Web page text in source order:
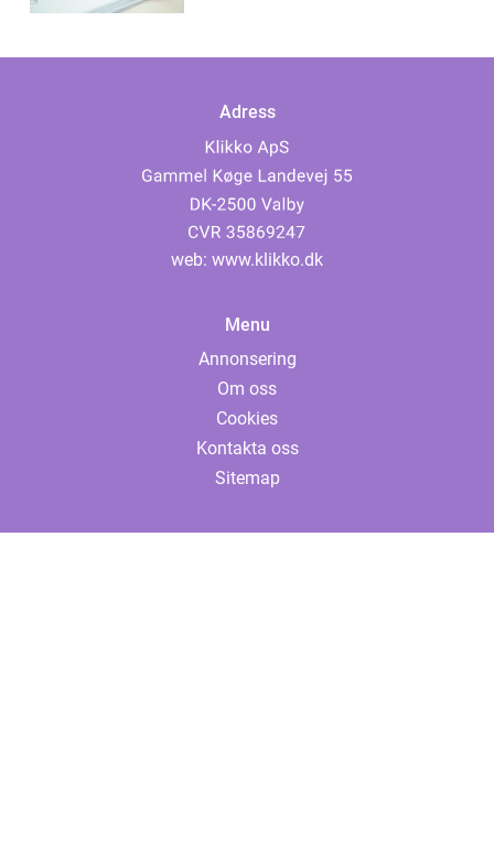
Adress
web: www.klikko.dk
Menu
Annonsering
Om oss
Cookies
Kontakta oss
Sitemap